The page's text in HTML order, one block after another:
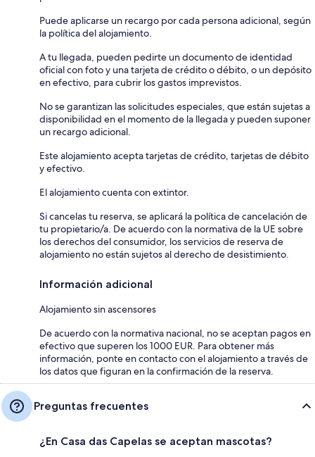
Puede aplicarse un recargo por cada persona adicional, según
la política del alojamiento.
A tu llegada, pueden pedirte un documento de identidad
oficial con foto y una tarjeta de crédito o débito, o un depósito
en efectivo, para cubrir los gastos imprevistos.
No se garantizan las solicitudes especiales, que están sujetas a
disponibilidad en el momento de la llegada y pueden suponer
un recargo adicional.
Este alojamiento acepta tarjetas de crédito, tarjetas de débito
y efectivo.
El alojamiento cuenta con extintor.
Si cancelas tu reserva, se aplicará la política de cancelación de
tu propietario/a. De acuerdo con la normativa de la UE sobre
los derechos del consumidor, los servicios de reserva de
alojamiento no están sujetos al derecho de desistimiento.
Información adicional
Alojamiento sin ascensores
De acuerdo con la normativa nacional, no se aceptan pagos en
efectivo que superen los 1000 EUR. Para obtener más
información, ponte en contacto con el alojamiento a través de
los datos que figuran en la confirmación de la reserva.
Preguntas frecuentes
¿En Casa das Capelas se aceptan mascotas?